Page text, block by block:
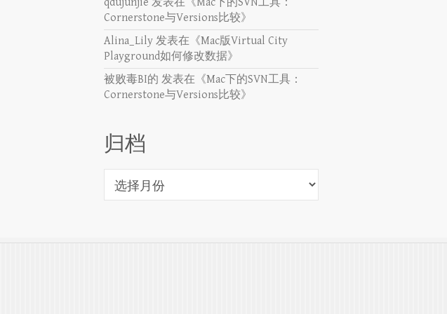
Cornerstone与Versions比较》
Alina_Lily 发表在《Mac版Virtual City
Playground如何修改数据》
被败毒BI的 发表在《Mac下的SVN工具：
Cornerstone与Versions比较》
归档
档